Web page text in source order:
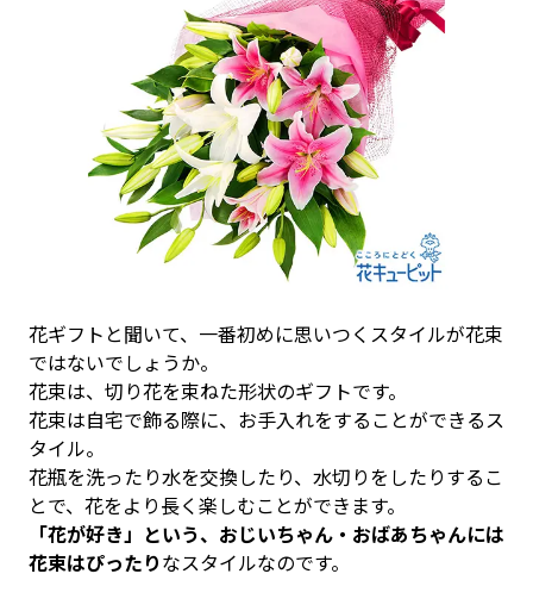
花ギフトと聞いて、一番初めに思いつくスタイルが花束
ではないでしょうか。
花束は、切り花を束ねた形状のギフトです。
花束は自宅で飾る際に、お手入れをすることができるス
タイル。
花瓶を洗ったり水を交換したり、水切りをしたりするこ
とで、花をより長く楽しむことができます。
「花が好き」という、おじいちゃん・おばあちゃんには
花束はぴったりなスタイルなのです。